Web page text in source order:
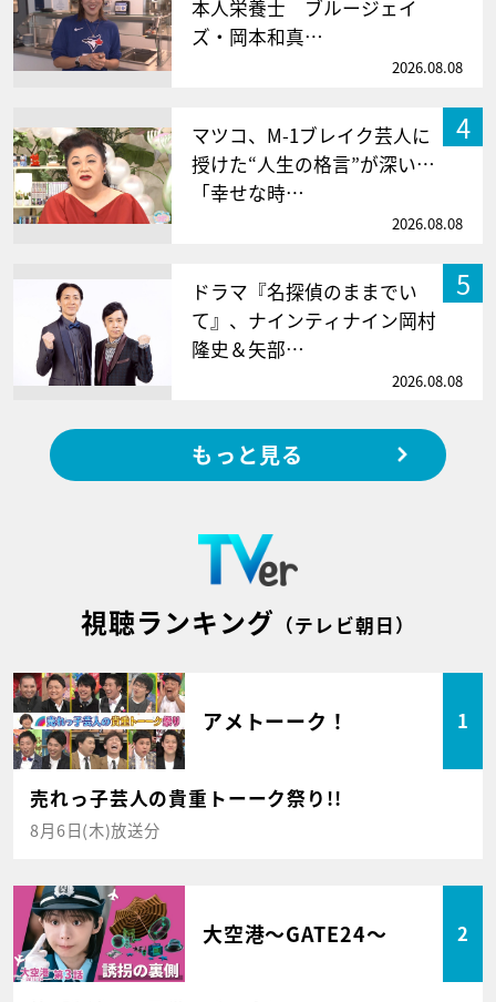
本人栄養士 ブルージェイ
ズ・岡本和真…
2026.08.08
4
マツコ、M-1ブレイク芸人に
授けた“人生の格言”が深い…
「幸せな時…
2026.08.08
5
ドラマ『名探偵のままでい
て』、ナインティナイン岡村
隆史＆矢部…
2026.08.08
もっと見る
視聴ランキング （テレビ朝日）
アメトーーク！ 1
売れっ子芸人の貴重トーーク祭り!!
8月6日(木)放送分
大空港～GATE24～ 2